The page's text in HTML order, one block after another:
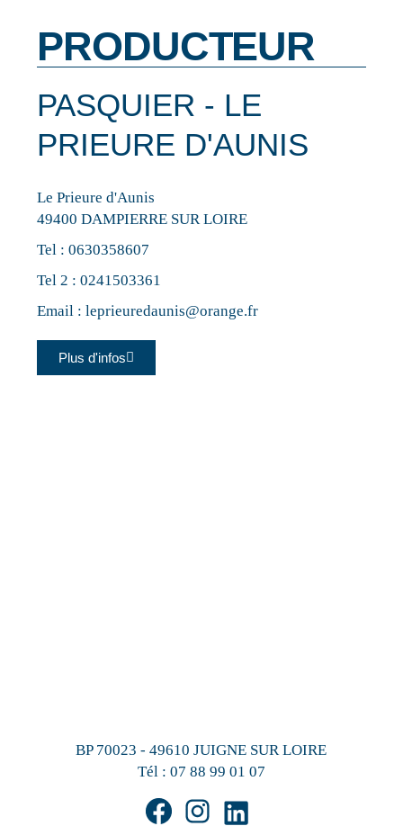
PRODUCTEUR
PASQUIER - LE
PRIEURE D'AUNIS
Le Prieure d'Aunis
49400 DAMPIERRE SUR LOIRE
Tel :0630358607
Tel 2 :0241503361
Email :leprieuredaunis@orange.fr
Plus d'infos
BP 70023 - 49610 JUIGNE SUR LOIRE
Tél : 07 88 99 01 07